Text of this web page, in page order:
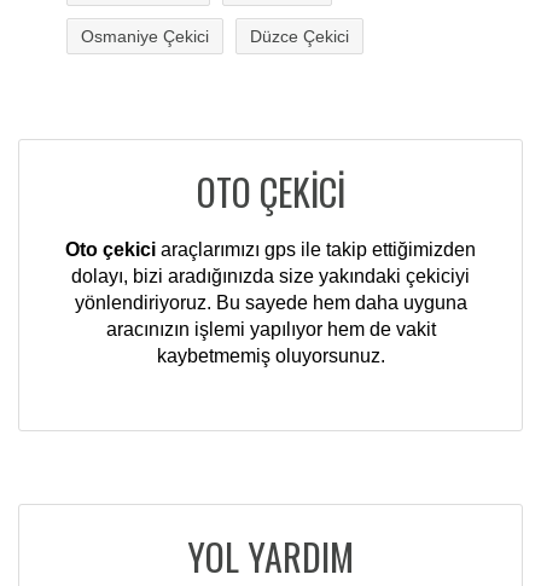
Osmaniye Çekici Düzce Çekici
OTO ÇEKİCİ
Oto çekici araçlarımızı gps ile takip ettiğimizden
dolayı, bizi aradığınızda size yakındaki çekiciyi
yönlendiriyoruz. Bu sayede hem daha uyguna
aracınızın işlemi yapılıyor hem de vakit
kaybetmemiş oluyorsunuz.
YOL YARDIM